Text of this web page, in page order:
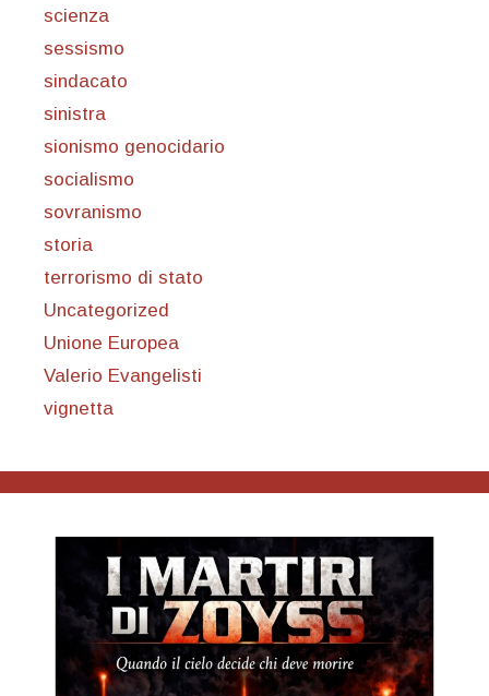
scienza
sessismo
sindacato
sinistra
sionismo genocidario
socialismo
sovranismo
storia
terrorismo di stato
Uncategorized
Unione Europea
Valerio Evangelisti
vignetta